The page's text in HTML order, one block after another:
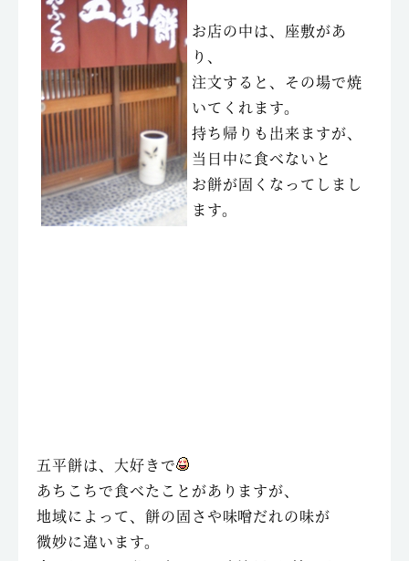
お店の中は、座敷があ
り、
注文すると、その場で焼
いてくれます。
持ち帰りも出来ますが、
当日中に食べないと
お餅が固くなってしまし
ます。
五平餅は、大好きで
あちこちで食べたことがありますが、
地域によって、餅の固さや味噌だれの味が
微妙に違います。